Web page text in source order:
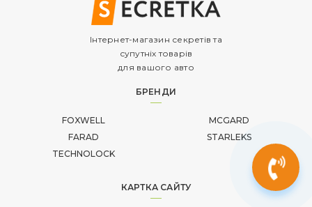
Інтернет-магазин секретів та
супутніх товарів
для вашого авто
БРЕНДИ
FOXWELL
MCGARD
FARAD
STARLEKS
TECHNOLOCK
КАРТКА САЙТУ